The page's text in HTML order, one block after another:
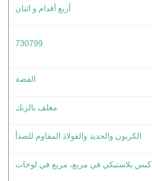
أربع أقدام و اثنان
730799
الفضة
مغلف بالزنك
الكربون والحديد والفولاذ المقاوم للصدأ
كيس بلاستيكي في مربع، مربع في لوحات